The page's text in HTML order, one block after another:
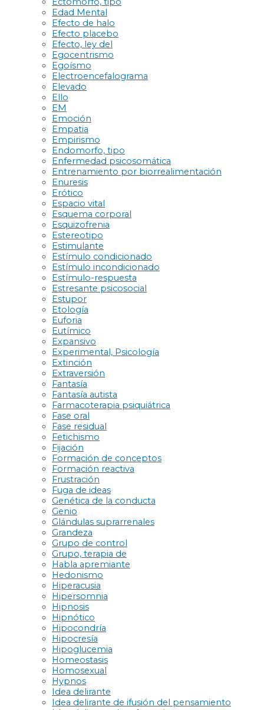
Edad Mental
Efecto de halo
Efecto placebo
Efecto, ley del
Egocentrismo
Egoísmo
Electroencefalograma
Elevado
Ello
EM
Emoción
Empatia
Empirismo
Endomorfo, tipo
Enfermedad psicosomática
Entrenamiento por biorrealimentación
Enuresis
Erótico
Espacio vital
Esquema corporal
Esquizofrenia
Estereotipo
Estimulante
Estímulo condicionado
Estímulo incondicionado
Estímulo-respuesta
Estresante psicosocial
Estupor
Etología
Euforia
Eutímico
Expansivo
Experimental, Psicología
Extinción
Extraversión
Fantasía
Fantasía autista
Farmacoterapia psiquiátrica
Fase oral
Fase residual
Fetichismo
Fijación
Formación de conceptos
Formación reactiva
Frustración
Fuga de ideas
Genética de la conducta
Genio
Glándulas suprarrenales
Grandeza
Grupo de control
Grupo, terapia de
Habla apremiante
Hedonismo
Hiperacusia
Hipersomnia
Hipnosis
Hipnótico
Hipocondría
Hipocresía
Hipoglucemia
Homeostasis
Homosexual
Hypnos
Idea delirante
Idea delirante de ifusión del pensamiento